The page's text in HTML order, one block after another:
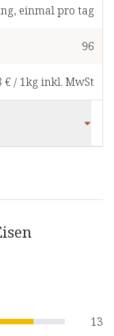
, einmal pro tag
96
€/ 1kginkl. MwSt
13